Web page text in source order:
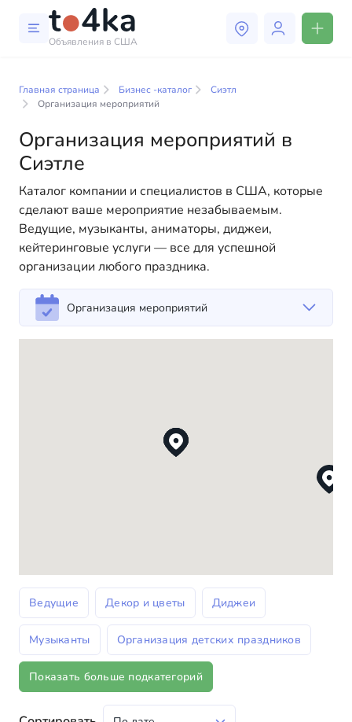
Объявления в США
В нашем каталоге бизнес-услуг вы найдете широкий
людям адаптироваться к жизни в США. Мы
предлагаем разнообразные решения как для
физических, так и для юридических лиц, чтобы
сделать вашу жизнь в Америке более комфортной и
удобной. От профессиональных консультаций до
повседневной помощи — у нас есть всё
необходимое для успешного начала вашей новой
жизни в США
Главная страница Бизнес -каталог
Сиэтл
Организация мероприятий
Организация мероприятий в
Сиэтле
Каталог компании и специалистов в США, которые
сделают ваше мероприятие незабываемым.
Ведущие, музыканты, аниматоры, диджеи,
кейтеринговые услуги — все для успешной
организации любого праздника.
Организация мероприятий
Ведущие Декор и цветы Диджеи
Музыканты Организация детских праздников
Показать больше подкатегорий